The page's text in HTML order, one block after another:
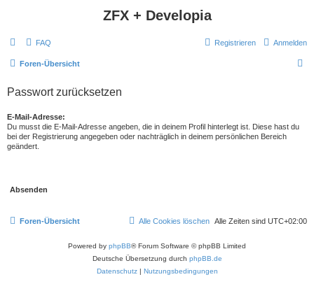
ZFX + Developia
FAQ Anmelden
Registrieren
Foren-Übersicht
Passwort zurücksetzen
E-Mail-Adresse:
Du musst die E-Mail-Adresse angeben, die in deinem Profil hinterlegt ist. Diese hast du
bei der Registrierung angegeben oder nachträglich in deinem persönlichen Bereich
geändert.
Foren-Übersicht Alle Zeiten sind UTC+02:00
Alle Cookies löschen
Powered by phpBB® Forum Software © phpBB Limited
Deutsche Übersetzung durch phpBB.de
Datenschutz| Nutzungsbedingungen